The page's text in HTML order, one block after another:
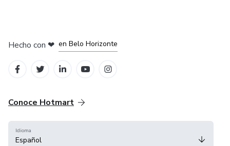
Hecho con ❤ en Belo Horizonte
Conoce Hotmart
Idioma
Español